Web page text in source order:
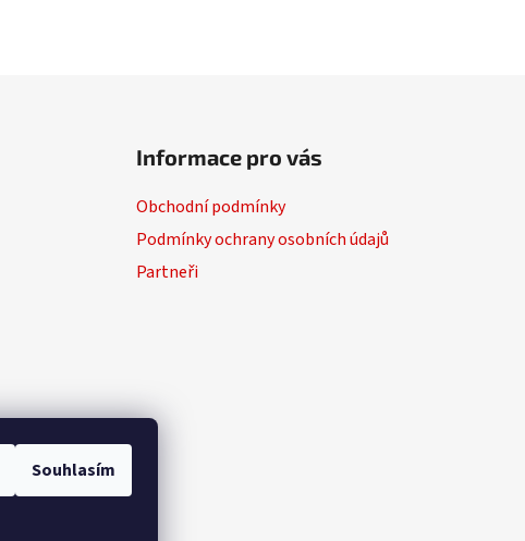
Souhlasím
Informace pro vás
Obchodní podmínky
Podmínky ochrany osobních údajů
Partneři